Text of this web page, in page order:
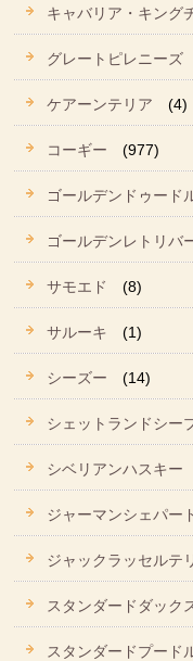
キャバリア・キング
グレートピレニーズ
ケアーンテリア (4)
コーギー (977)
ゴールデンドゥード
ゴールデンレトリバ
サモエド (8)
サルーキ (1)
シーズー (14)
シェットランドシー
シベリアンハスキー
ジャーマンシェパー
ジャックラッセルテ
スタンダードダック
スタンダードプード